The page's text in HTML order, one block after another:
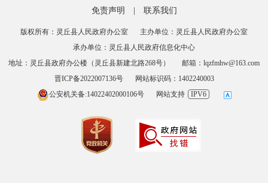
免责声明 联系我们
版权所有：灵丘县人民政府办公室
主办单位：灵丘县人民政府办公室
承办单位：灵丘县人民政府信息化中心
地址：灵丘县政府办公楼（灵丘县新建北路268号）
邮箱：lqzfmhw@163.com
晋ICP备2022007136号
网站标识码：1402240003
公安机关备:14022402000106号
网站支持 IPV6